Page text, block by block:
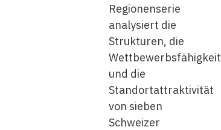
Regionenserie
analysiert die
Strukturen, die
Wettbewerbsfähigkeit
und die
Standortattraktivität
von sieben
Schweizer